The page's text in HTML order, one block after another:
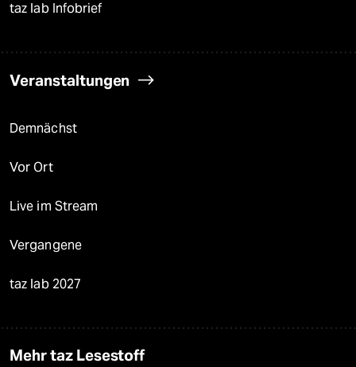
taz lab Infobrief
Veranstaltungen
Demnächst
Vor Ort
Live im Stream
Vergangene
taz lab 2027
Mehr taz Lesestoff